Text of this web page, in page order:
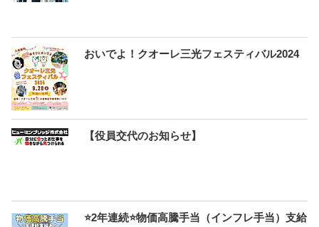
おいでよ！クオーレ三光フェスティバル2024
【役員交代のお知らせ】
⭐2年連続⭐物価高騰手当（インフレ手当）支給